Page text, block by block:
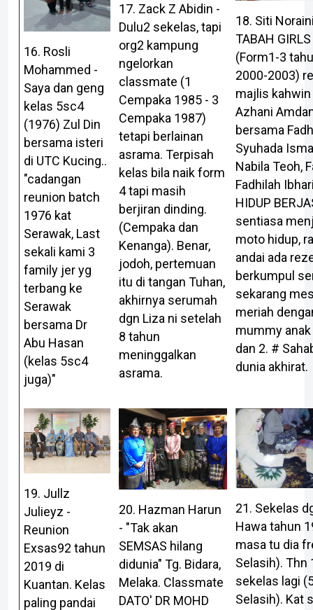
16. Rosli
Mohammed -
Saya dan geng
kelas 5sc4
(1976) Zul Din
bersama isteri
di UTC Kucing..
"cadangan
reunion batch
1976 kat
Serawak, Last
sekali kami 3
family jer yg
terbang ke
Serawak
bersama Dr
Abu Hasan
(kelas 5sc4
juga)"
17. Zack Z Abidin -
Dulu2 sekelas, tapi
org2 kampung
ngelorkan
classmate (1
Cempaka 1985 - 3
Cempaka 1987)
tetapi berlainan
asrama. Terpisah
kelas bila naik form
4 tapi masih
berjiran dinding.
(Cempaka dan
Kenanga). Benar,
jodoh, pertemuan
itu di tangan Tuhan,
akhirnya serumah
dgn Liza ni setelah
8 tahun
meninggalkan
asrama.
18. Siti
TABAH GIRLS
(Form1-3
2000-2003)
majlis
Azhani
bersama
Syuhada
Nabila Teoh,
Fadhilah
HIDUP
sentiasa
moto hidup,
andai ada
berkumpul
sekarang
meriah
mummy anak
dan 2. #
dunia akhirat.
19. Jullz
Julieyz -
Reunion
Exsas92 tahun
2019 di
Kuantan. Kelas
paling pandai
20. Hazman Harun
- "Tak akan
SEMSAS hilang
didunia" Tg. Bidara,
Melaka. Classmate
DATO' DR MOHD
21. Sekelas
Hawa tahun
masa tu dia
Selasih). Thn
sekelas lagi
Selasih). Kat